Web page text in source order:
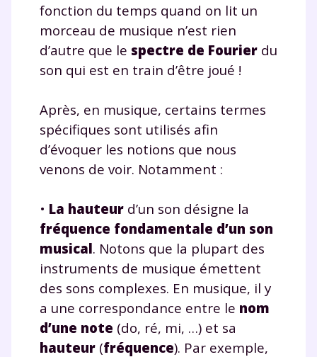
fonction du temps quand on lit un
morceau de musique n’est rien
d’autre que le spectre de Fourier du
son qui est en train d’être joué !
Après, en musique, certains termes
spécifiques sont utilisés afin
d’évoquer les notions que nous
venons de voir. Notamment :
• La hauteur d’un son désigne la
fréquence fondamentale d’un son
musical. Notons que la plupart des
instruments de musique émettent
des sons complexes. En musique, il y
a une correspondance entre le nom
d’une note (do, ré, mi, …) et sa
hauteur (fréquence). Par exemple,
Votre adresse e-mail sera exclusivement utilisée pour
vous envoyer notre newsletter. Vous pourrez vous
désinscrire à tout moment, à travers le lien de
désinscription présent dans chaque newsletter. Pour
en savoir plus sur la gestion de vos données
consulter
notre charte.